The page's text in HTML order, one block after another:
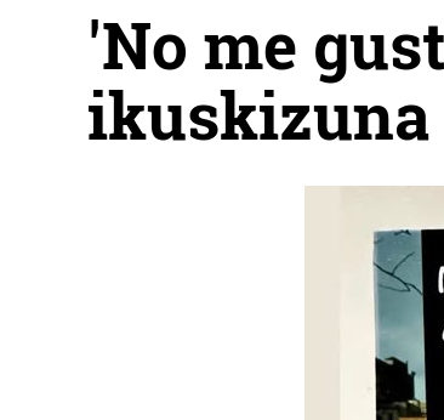
'No me
ikuskizuna